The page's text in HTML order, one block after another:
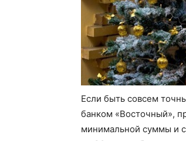
Если быть совсем
банком «Восточный»,
минимальной суммы и